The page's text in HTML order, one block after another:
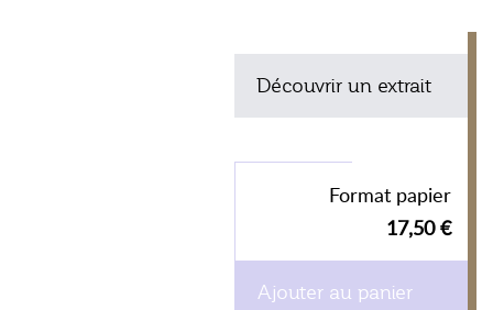
Découvrir un extrait
Format papier
17,50 €
Ajouter au panier